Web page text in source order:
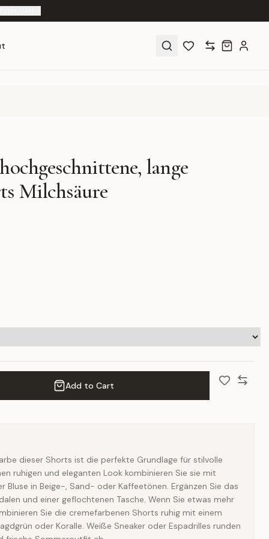
lange
Milchsäure
Add to Cart
dieser Shorts ist die perfekte Grundlage für stilvolle
ruhigen und eleganten Look kombinieren Sie sie mit
Bluse in Beige-, Sand- oder Kaffeetönen. Ergänzen Sie das
und einer geflochtenen Tasche. Wenn Sie etwas mehr
Sie die cremefarbenen Shorts ruhig mit einem
oder Koralle. Weiße Sneaker oder Espadrilles runden